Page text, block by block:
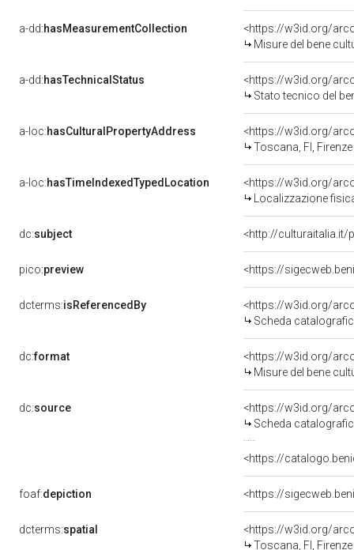
a-dd:hasMeasurementCollection
<https://w3id.org/
Misure del bene
a-dd:hasTechnicalStatus
<https://w3id.org/
Stato tecnico del
a-loc:hasCulturalPropertyAddress
<https://w3id.org/
Toscana, FI, Firenze
a-loc:hasTimeIndexedTypedLocation
<https://w3id.org/
Localizzazione
dc:subject <http://culturaitalia.it/
pico:preview <https://
dcterms:isReferencedBy
<https://w3id.org/
Scheda
dc:format
<https://w3id.org/
Misure del bene
dc:source
<https://w3id.org/
Scheda
<https://
foaf:depiction <https://
dcterms:spatial
<https://w3id.org/
Toscana, FI, Firenze